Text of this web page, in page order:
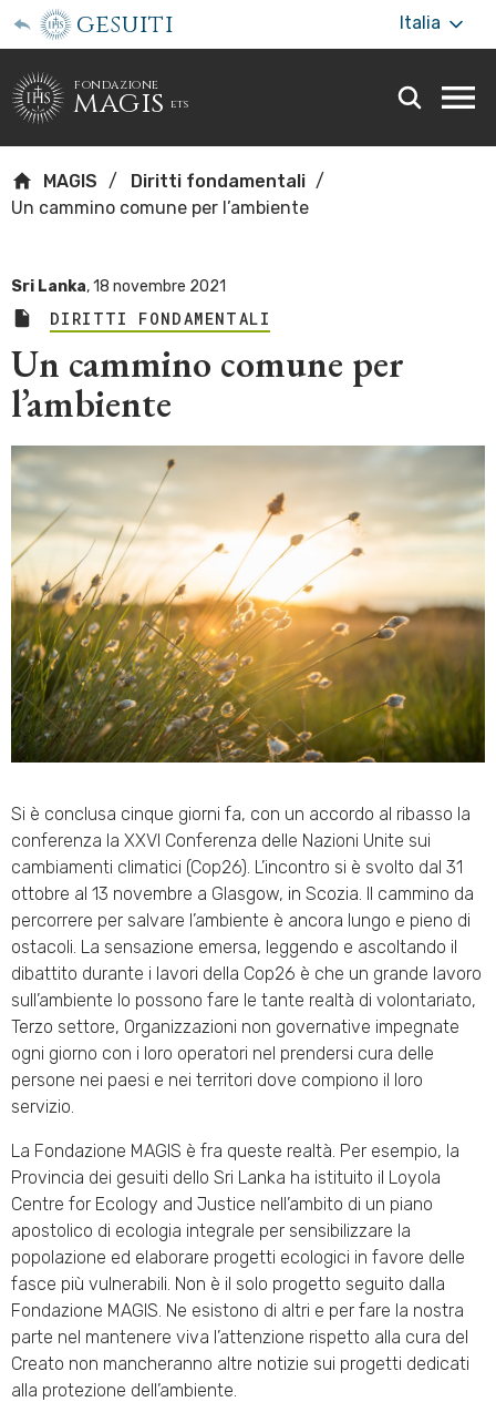
gesuiti Italia
fondazione
magis ets
MAGIS
Diritti fondamentali
Un cammino comune per l’ambiente
Sri Lanka,18 novembre 2021
DIRITTI FONDAMENTALI
Un cammino comune per
l’ambiente
Si è conclusa cinque giorni fa, con un accordo al ribasso la
conferenza la XXVI Conferenza delle Nazioni Unite sui
cambiamenti climatici (Cop26). L’incontro si è svolto dal 31
ottobre al 13 novembre a Glasgow, in Scozia. Il cammino da
percorrere per salvare l’ambiente è ancora lungo e pieno di
ostacoli. La sensazione emersa, leggendo e ascoltando il
dibattito durante i lavori della Cop26 è che un grande lavoro
sull’ambiente lo possono fare le tante realtà di volontariato,
Terzo settore, Organizzazioni non governative impegnate
ogni giorno con i loro operatori nel prendersi cura delle
persone nei paesi e nei territori dove compiono il loro
servizio.
La Fondazione MAGIS è fra queste realtà. Per esempio, la
Provincia dei gesuiti dello Sri Lanka ha istituito il Loyola
Centre for Ecology and Justice nell’ambito di un piano
apostolico di ecologia integrale per sensibilizzare la
popolazione ed elaborare progetti ecologici in favore delle
fasce più vulnerabili. Non è il solo progetto seguito dalla
Fondazione MAGIS. Ne esistono di altri e per fare la nostra
parte nel mantenere viva l’attenzione rispetto alla cura del
Creato non mancheranno altre notizie sui progetti dedicati
alla protezione dell’ambiente.